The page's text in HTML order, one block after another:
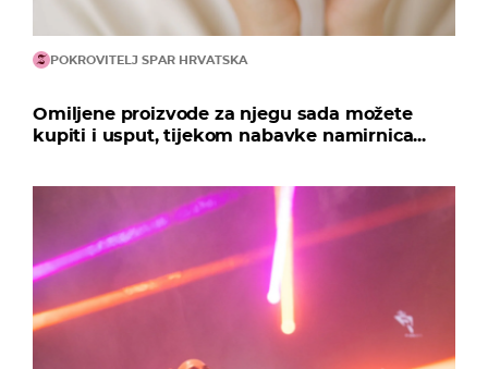
POKROVITELJ SPAR HRVATSKA
Omiljene proizvode za njegu sada možete
kupiti i usput, tijekom nabavke namirnica...